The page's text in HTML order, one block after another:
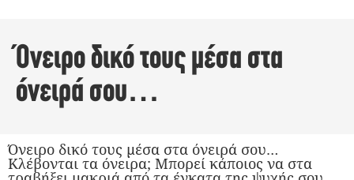
Όνειρο δικό τους μέσα στα
όνειρά σου…
Όνειρο δικό τους μέσα στα όνειρά σου…
Κλέβονται τα όνειρα; Μπορεί κάποιος να στα